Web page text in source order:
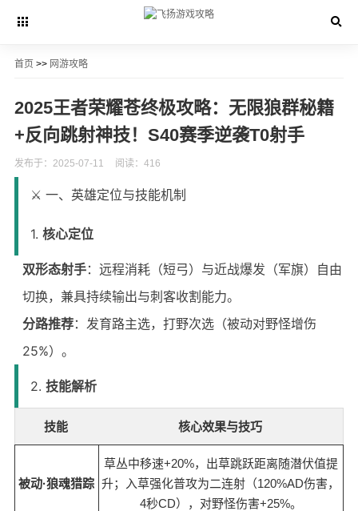
首页 >> 网游攻略
2025王者荣耀苍终极攻略：无限狼群秘籍
+反向跳射神技！S40赛季逆袭T0射手
发布于：2025-07-11 阅读：416
⚔️ 一、英雄定位与技能机制
1. 核心定位
双形态射手：远程消耗（短弓）与近战爆发（军旗）自由
切换，兼具持续输出与刺客收割能力。
分路推荐：发育路主选，打野次选（被动对野怪增伤
25%）。
2. 技能解析
技能 核心效果与技巧
被动·狼魂猎踪
草丛中移速+20%，出草跳跃距离随潜伏值提
升；入草强化普攻为二连射（120%AD伤害，
4秒CD），对野怪伤害+25%。